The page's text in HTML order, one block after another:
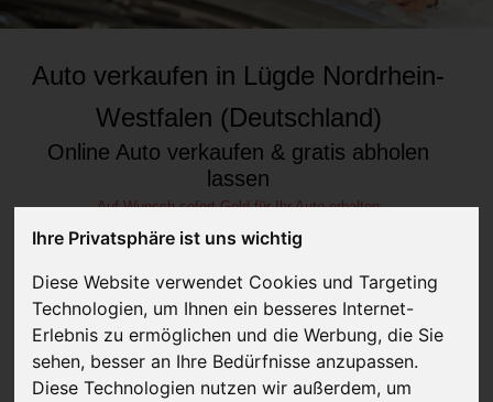
Ihre Privatsphäre ist uns wichtig
Diese Website verwendet Cookies und Targeting
Technologien, um Ihnen ein besseres Internet-
Erlebnis zu ermöglichen und die Werbung, die Sie
sehen, besser an Ihre Bedürfnisse anzupassen.
Diese Technologien nutzen wir außerdem, um
Auto verkaufen in Lügde Nordrhein-
Westfalen (Deutschland)
Online Auto verkaufen & gratis abholen
lassen
Auf Wunsch sofort Geld für Ihr Auto erhalten
JETZT KOSTENLOSE BEWERTUNG